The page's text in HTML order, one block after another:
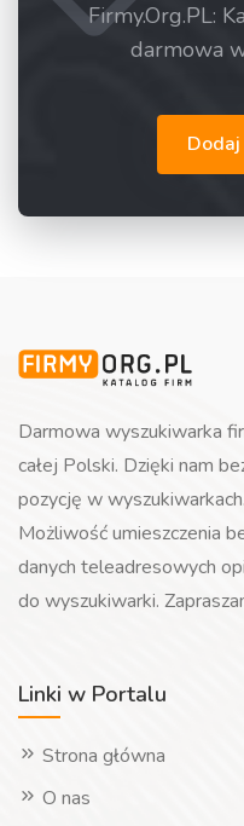
Firmy.Org.PL:
darmowa
Darmowa wyszukiwarka
całej Polski. Dzięki nam
pozycję w
Możliwość umieszczenia
danych teleadresowych
do wyszukiwarki.
Linki w Portalu
Strona główna
O nas